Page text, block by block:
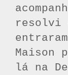
resolvi
Maison
lá na